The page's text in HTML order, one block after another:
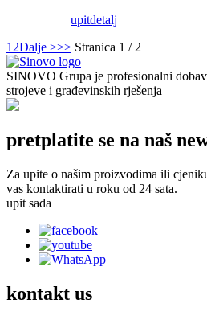
upitdetalj
1 2Dalje >>> Stranica 1 / 2
SINOVO Grupa je profesionalni
strojeve i građevinskih rješenja
pretplatite se na naš
Za upite o našim proizvodima ili
vas kontaktirati u roku od 24 sata.
upit sada
kontakt us